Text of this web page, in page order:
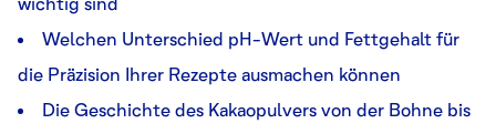
Welchen Unterschied pH-Wert und Fettgehalt für
die Präzision Ihrer Rezepte ausmachen können
Die Geschichte des Kakaopulvers von der Bohne bis